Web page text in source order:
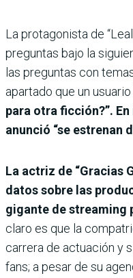
La protagonista de
preguntas bajo la
las preguntas con
apartado que un
para otra ficción?”.
anunció “se estrenan
La actriz de “Gracias
datos sobre las
gigante de streaming
claro es que la
carrera de actuación y
fans; a pesar de su